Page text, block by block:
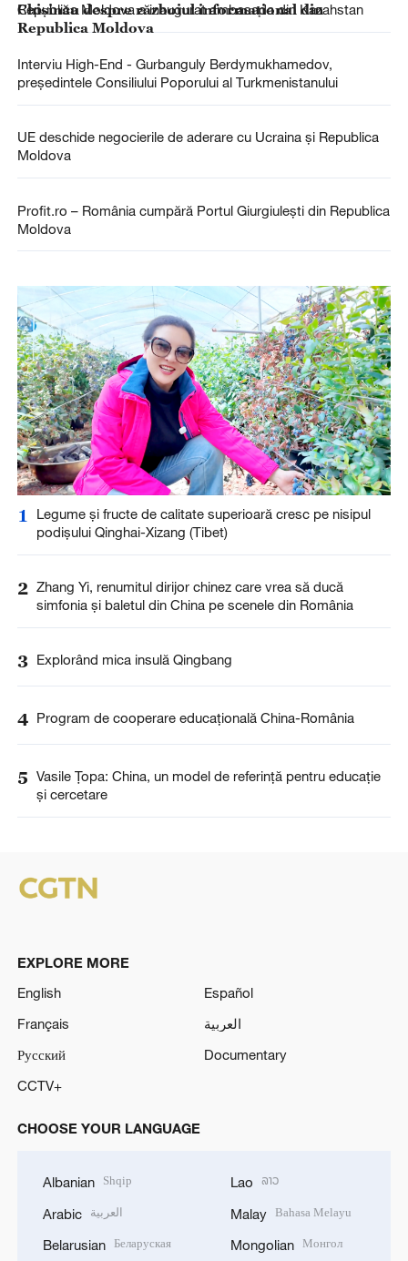
Chișinău despre războiul informațional din
Republica Moldova
Republica Moldova a inaugurat ambasada din Kazahstan
Interviu High-End - Gurbanguly Berdymukhamedov,
președintele Consiliului Poporului al Turkmenistanului
UE deschide negocierile de aderare cu Ucraina și Republica
Moldova
Profit.ro – România cumpără Portul Giurgiulești din Republica
Moldova
1
Legume și fructe de calitate superioară cresc pe nisipul
podișului Qinghai-Xizang (Tibet)
2 Zhang Yi, renumitul dirijor chinez care vrea să ducă
simfonia și baletul din China pe scenele din România
3 Explorând mica insulă Qingbang
4 Program de cooperare educațională China-România
5 Vasile Țopa: China, un model de referință pentru educație
și cercetare
EXPLORE MORE
English
Español
Français
العربية
Русский
Documentary
CCTV+
CHOOSE YOUR LANGUAGE
Albanian Shqip
Arabic العربية
Belarusian Беларуская
Lao ລາວ
Malay Bahasa Melayu
Mongolian Монгол